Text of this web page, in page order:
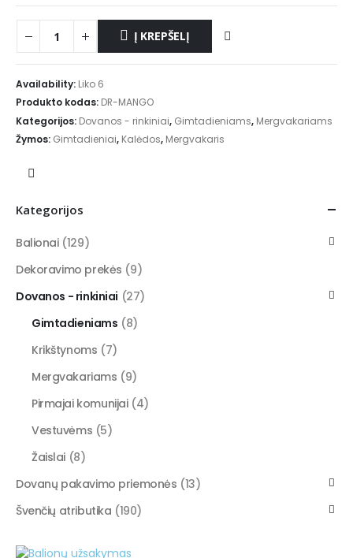
Į KREPŠELĮ
Availability: Liko 6
Produkto kodas: DR-MANGO
Kategorijos: Dovanos - rinkiniai, Gimtadieniams, Mergvakariams
Žymos: Gimtadieniai, Kalėdos, Mergvakaris
Kategorijos
Balionai (129)
Dekoravimo prekės (9)
Dovanos - rinkiniai (27)
Gimtadieniams (8)
Krikštynoms (7)
Mergvakariams (9)
Pirmajai komunijai (4)
Vestuvėms (5)
Žaislai (8)
Dovanų pakavimo priemonės (13)
Švenčių atributika (190)